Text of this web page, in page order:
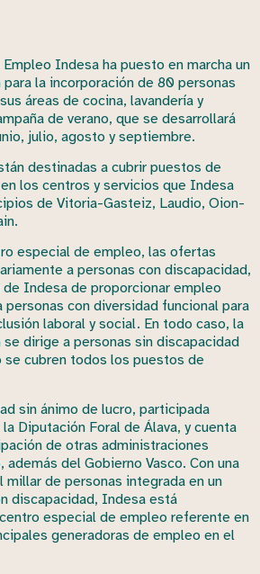
Indesa ha puesto en marcha un
la incorporación de 80 personas
áreas de cocina, lavandería y
de verano, que se desarrollará
julio, agosto y septiembre.
destinadas a cubrir puestos de
los centros y servicios que Indesa
de Vitoria-Gasteiz, Laudio, Oion-
especial de empleo, las ofertas
a personas con discapacidad,
Indesa de proporcionar empleo
con diversidad funcional para
laboral y social. En todo caso, la
dirige a personas sin discapacidad
se cubren todos los puestos de
sin ánimo de lucro, participada
Diputación Foral de Álava, y cuenta
de otras administraciones
del Gobierno Vasco. Con una
millar de personas integrada en un
discapacidad, Indesa está
especial de empleo referente en
generadoras de empleo en el